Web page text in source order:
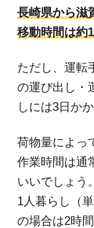
長崎県から滋
移動時間は約
ただし、運転
の運び出し・
しには3日か
荷物量によっ
作業時間は通
いいでしょう。
1人暮らし（
の場合は2時